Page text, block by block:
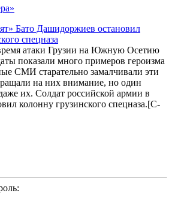
Бато Дашидоржиев остановил
спецназа
атаки Грузии на Южную Осетию
показали много примеров героизма
СМИ старательно замалчивали эти
на них внимание, но один
их. Солдат российской армии в
колонну грузинского спецназа.[С-